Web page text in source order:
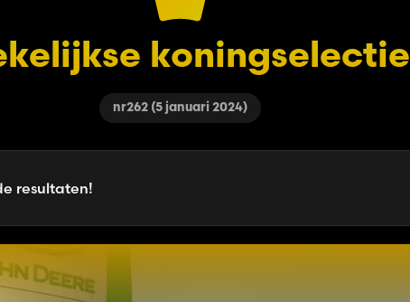
koningselectie
nr262 (5 januari 2024)
resultaten!